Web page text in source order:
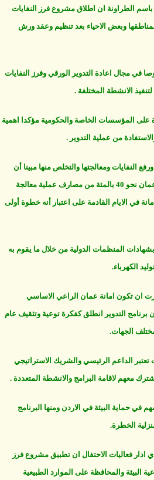
باسم الطراونة ان اطلاق مشروع فرز النفايات
وبعض الاحياء بعد تنظيم وعقد ورش
في مجال اعادة التدوير الورقي وفرز النفايات
الانشطة المختلفة .
على المؤسسات الخاصة والحكومية مؤكدا اهمية
من عملية التدوير .
من موازنتها لجمع ورفع النفايات ومعالجتها والتخلص منها مبينا أن
تطبيق برنامج فرز النفايات من المصدر من شأنه أن يوفر على أمانة عمان نحو 40 بالمئة من مصارف عملية معالجة
في الايام القادمة على اعتبار أنه خطوة أولى
المنظمات الدولية من خلال ما يقوم به
الكهرباء.
ان تكون امانة عمان الراعي الاساسي
برنامج التدوير انطلق كفكرة توعية وتثقيف عام
الداعم الرئيسي والشريك الاستراتيجي
معهم لاقامة البرامج والانشطة المتعددة .
حماية البيئة في الاردن ومنها البرنامج
الخطرة.
ادار فعاليات الاحتفال ان تطبيق مشروع فرز
البيئة والمحافظة على الموارد الطبيعية